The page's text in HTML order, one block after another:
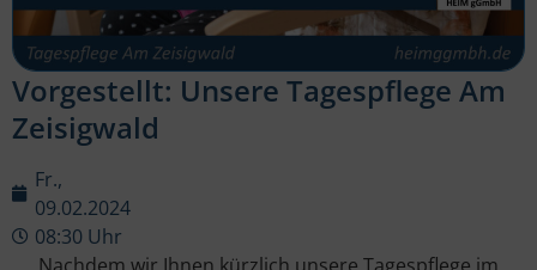
Vorgestellt: Unsere Tagespflege Am
Zeisigwald
Fr.,
09.02.2024
08:30 Uhr